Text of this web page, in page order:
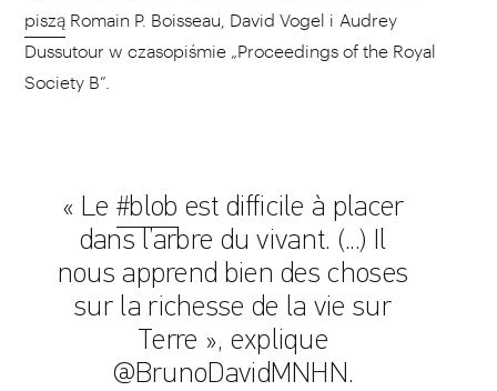
piszą Romain P. Boisseau, David Vogel i Audrey
Dussutour w czasopiśmie „Proceedings of the Royal
Society B”.
« Le#blob est difficile à placer
dans l’arbre du vivant. (...) Il
nous apprend bien des choses
sur la richesse de la vie sur
Terre », explique
@BrunoDavidMNHN.